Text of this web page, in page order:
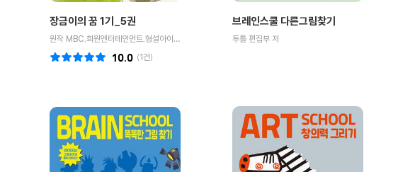
장금이의 꿈 1기_5권
원작 MBC,희원엔터테인먼트,형설아이/만화 둥근아이 저
(1건)
10.0
브레인스쿨 다른그림찾기
투틀 편집부 저